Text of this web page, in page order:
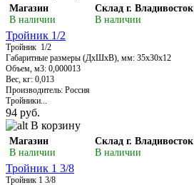
Магазин
В наличии
Склад г. Владивосток
В наличии
Тройник 1/2
Тройник 1/2
Габаритные размеры (ДхШхВ), мм: 35х30х12
Объем, м3: 0,000013
Вес, кг: 0,013
Производитель: Россия
Тройники...
94 руб.
В корзину
Магазин
В наличии
Склад г. Владивосток
В наличии
Тройник 1 3/8
Тройник 1 3/8